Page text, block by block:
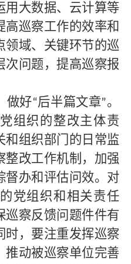
用大数据、云计算等
高巡察工作的效率和
领域、关键环节的巡
次问题，提高巡察报
做好“后半篇文章”。
组织的整改主体责
和组织部门的日常监
整改工作机制，加强
督办和评估问效。对
党组织和相关责任
巡察反馈问题件件有
时，要注重发挥巡察
推动被巡察单位完善